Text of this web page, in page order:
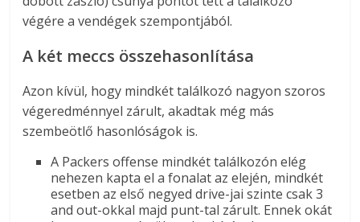
végére a vendégek szempontjából.
A két meccs összehasonlítása
Azon kívül, hogy mindkét találkozó nagyon szoros
végeredménnyel zárult, akadtak még más
szembeötlő hasonlóságok is.
A Packers offense mindkét találkozón elég
nehezen kapta el a fonalat az elején, mindkét
esetben az első negyed drive-jai szinte csak 3
and out-okkal majd punt-tal zárult. Ennek okát